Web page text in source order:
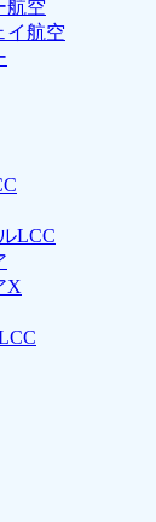
航空
イ航空
LCC
X